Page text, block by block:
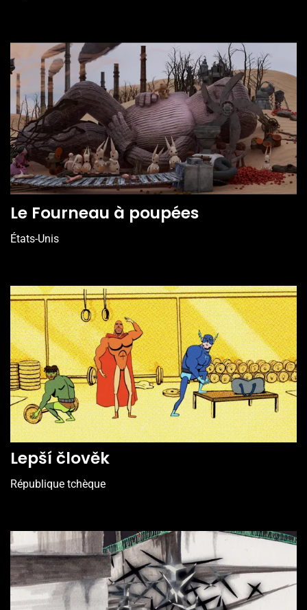
Le Fourneau à poupées
États-Unis
Lepší člověk
République tchèque